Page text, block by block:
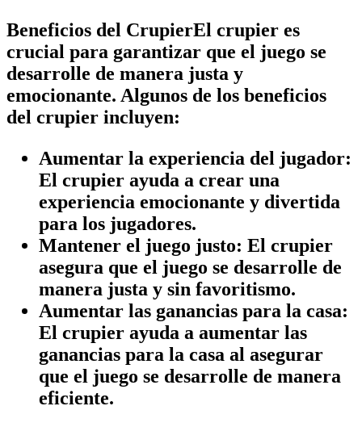
Beneficios del CrupierEl crupier es
crucial para garantizar que el juego se
desarrolle de manera justa y
emocionante. Algunos de los beneficios
del crupier incluyen:
Aumentar la experiencia del jugador:
El crupier ayuda a crear una
experiencia emocionante y divertida
para los jugadores.
Mantener el juego justo: El crupier
asegura que el juego se desarrolle de
manera justa y sin favoritismo.
Aumentar las ganancias para la casa:
El crupier ayuda a aumentar las
ganancias para la casa al asegurar
que el juego se desarrolle de manera
eficiente.